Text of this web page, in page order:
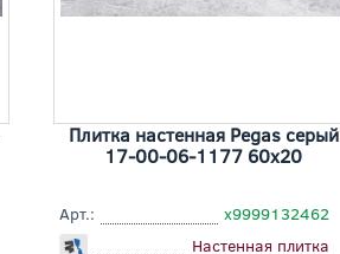
Плитка настенная Pegas серый
17-00-06-1177 60x20
Арт.:
х9999132462
Настенная плитка